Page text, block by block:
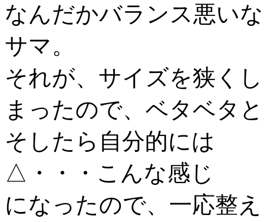
なんだかバランス悪い
サマ。
それが、サイズを狭く
まったので、ベタベタ
そしたら自分的には
△・・・こんな感じ
になったので、一応整